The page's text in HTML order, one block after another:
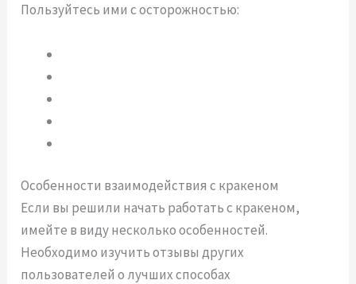
Пользуйтесь ими с осторожностью:
Особенности взаимодействия с кракеном
Если вы решили начать работать с кракеном,
имейте в виду несколько особенностей.
Необходимо изучить отзывы других
пользователей о лучших способах